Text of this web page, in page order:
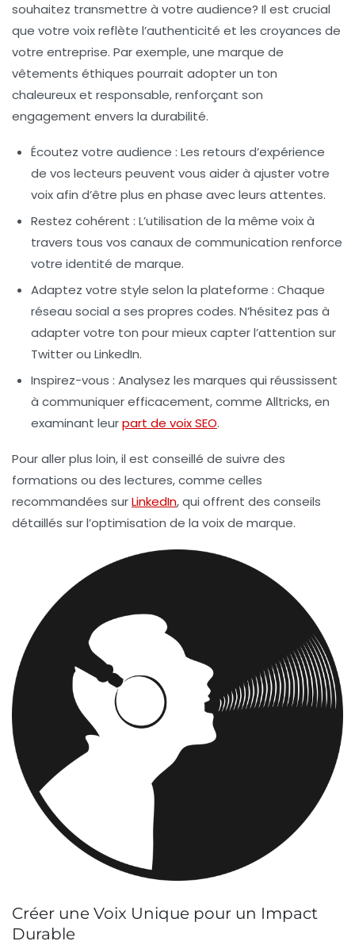
souhaitez transmettre à votre audience? Il est crucial
que votre voix reflète l’authenticité et les croyances de
votre entreprise. Par exemple, une marque de
vêtements éthiques pourrait adopter un ton
chaleureux et responsable, renforçant son
engagement envers la durabilité.
Écoutez votre audience : Les retours d’expérience
de vos lecteurs peuvent vous aider à ajuster votre
voix afin d’être plus en phase avec leurs attentes.
Restez cohérent : L’utilisation de la même voix à
travers tous vos canaux de communication renforce
votre identité de marque.
Adaptez votre style selon la plateforme : Chaque
réseau social a ses propres codes. N’hésitez pas à
adapter votre ton pour mieux capter l’attention sur
Twitter ou LinkedIn.
Inspirez-vous : Analysez les marques qui réussissent
à communiquer efficacement, comme Alltricks, en
examinant leurpart de voix SEO.
Pour aller plus loin, il est conseillé de suivre des
formations ou des lectures, comme celles
recommandées surLinkedIn, qui offrent des conseils
détaillés sur l’optimisation de la voix de marque.
Créer une Voix Unique pour un Impact
Durable